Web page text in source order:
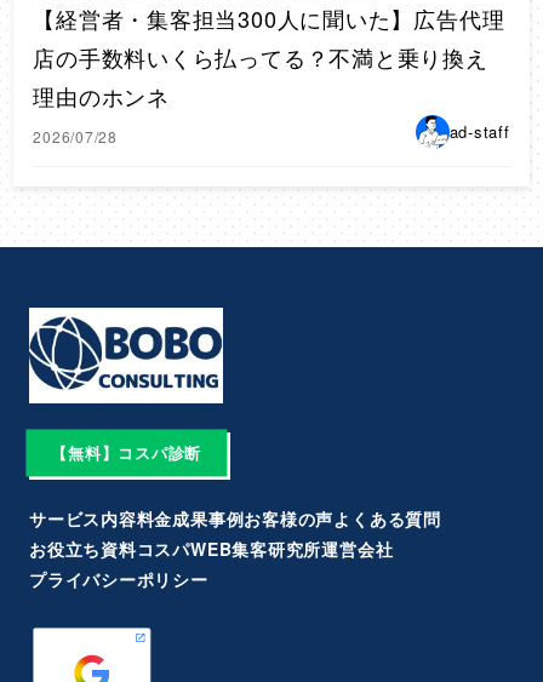
【経営者・集客担当300人に聞いた】広告代理
店の手数料いくら払ってる？不満と乗り換え
理由のホンネ
2026/07/28 ad-staff
【無料】コスパ診断
サービス内容料金成果事例お客様の声よくある質問
お役立ち資料コスパWEB集客研究所運営会社
プライバシーポリシー